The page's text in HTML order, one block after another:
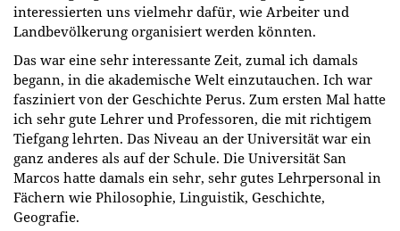
interessierten uns vielmehr dafür, wie Arbeiter und
Landbevölkerung organisiert werden könnten.
Das war eine sehr interessante Zeit, zumal ich damals
begann, in die akademische Welt einzutauchen. Ich war
fasziniert von der Geschichte Perus. Zum ersten Mal hatte
ich sehr gute Lehrer und Professoren, die mit richtigem
Tiefgang lehrten. Das Niveau an der Universität war ein
ganz anderes als auf der Schule. Die Universität San
Marcos hatte damals ein sehr, sehr gutes Lehrpersonal in
Fächern wie Philosophie, Linguistik, Geschichte,
Geografie.